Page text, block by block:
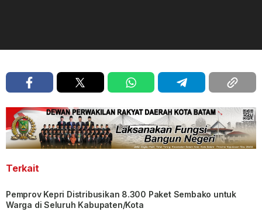
Terkait
Pemprov Kepri Distribusikan 8.300 Paket Sembako untuk
Warga di Seluruh Kabupaten/Kota